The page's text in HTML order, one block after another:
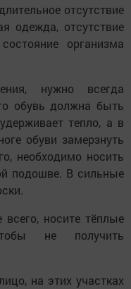
отсутствие
одежда, отсутствие
организма
нужно всегда
обувь должна быть
тепло, а в
обуви замерзнуть
необходимо носить
подошве. В сильные
носите тёплые
не получить
на этих участках